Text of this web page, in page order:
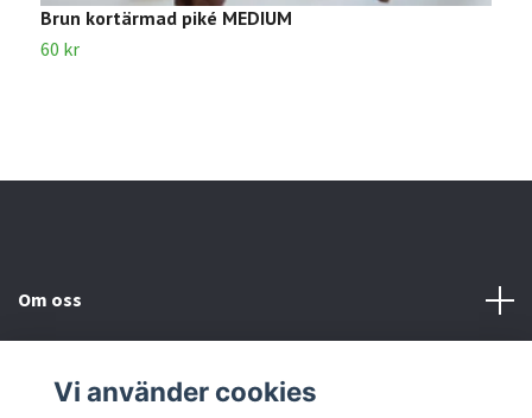
Brun kortärmad piké MEDIUM
60 kr
Om oss
Vi använder cookies